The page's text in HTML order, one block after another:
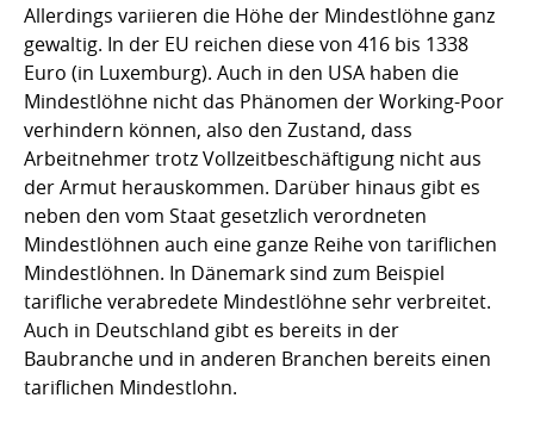
Allerdings variieren die Höhe der Mindestlöhne ganz
gewaltig. In der EU reichen diese von 416 bis 1338
Euro (in Luxemburg). Auch in den USA haben die
Mindestlöhne nicht das Phänomen der Working-Poor
verhindern können, also den Zustand, dass
Arbeitnehmer trotz Vollzeitbeschäftigung nicht aus
der Armut herauskommen. Darüber hinaus gibt es
neben den vom Staat gesetzlich verordneten
Mindestlöhnen auch eine ganze Reihe von tariflichen
Mindestlöhnen. In Dänemark sind zum Beispiel
tarifliche verabredete Mindestlöhne sehr verbreitet.
Auch in Deutschland gibt es bereits in der
Baubranche und in anderen Branchen bereits einen
tariflichen Mindestlohn.